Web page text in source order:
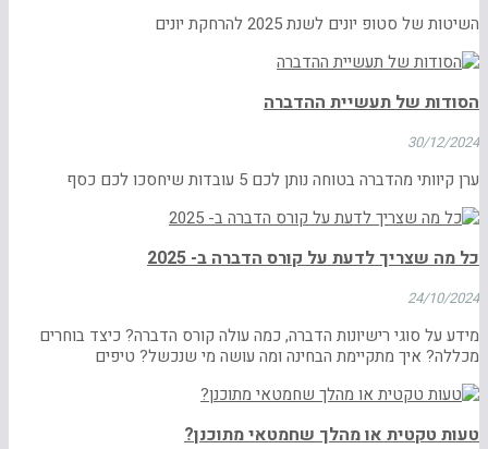
השיטות של סטופ יונים לשנת 2025 להרחקת יונים
הסודות של תעשיית ההדברה
30/12/2024
ערן קיוותי מהדברה בטוחה נותן לכם 5 עובדות שיחסכו לכם כסף
כל מה שצריך לדעת על קורס הדברה ב- 2025
24/10/2024
מידע על סוגי רישיונות הדברה, כמה עולה קורס הדברה? כיצד בוחרים
מכללה? איך מתקיימת הבחינה ומה עושה מי שנכשל? טיפים
טעות טקטית או מהלך שחמטאי מתוכנן?